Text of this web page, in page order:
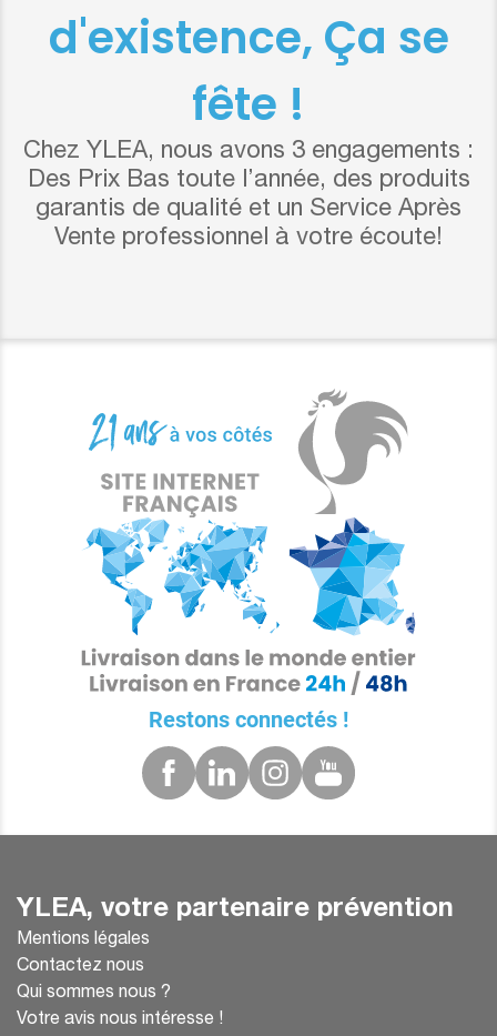
d'existence, Ça se
fête !
Chez YLEA, nous avons 3 engagements :
Des Prix Bas toute l’année, des produits
garantis de qualité et un Service Après
Vente professionnel à votre écoute!
Restons connectés !
YLEA, votre partenaire prévention
Mentions légales
Contactez nous
Qui sommes nous ?
Votre avis nous intéresse !